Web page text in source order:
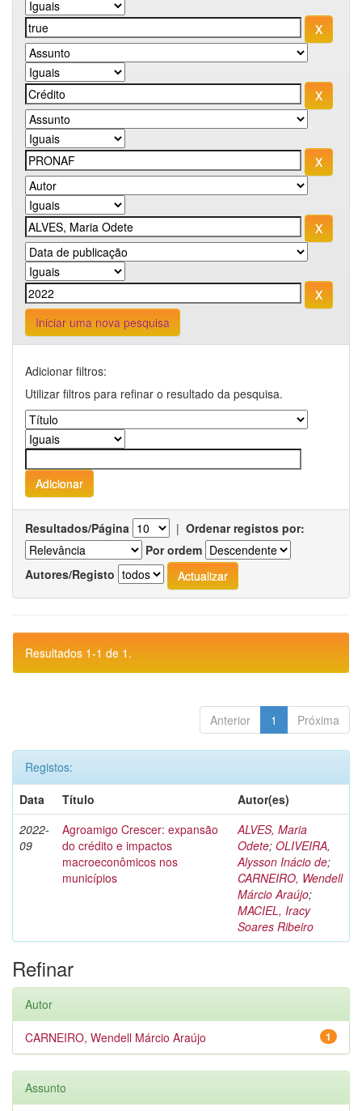
Iniciar uma nova pesquisa
Adicionar filtros:
Utilizar filtros para refinar o resultado da pesquisa.
Resultados/Página | Ordenar registos por:
Por ordem
Autores/Registo
Resultados 1-1 de 1.
Anterior 1 Próxima
Registos:
Data
Título
Autor(es)
2022-
09
Agroamigo Crescer: expansão
do crédito e impactos
macroeconômicos nos
municípios
ALVES, Maria
Odete; OLIVEIRA,
Alysson Inácio de;
CARNEIRO, Wendell
Márcio Araújo;
MACIEL, Iracy
Soares Ribeiro
Refinar
Autor
1
CARNEIRO, Wendell Márcio Araújo
Assunto